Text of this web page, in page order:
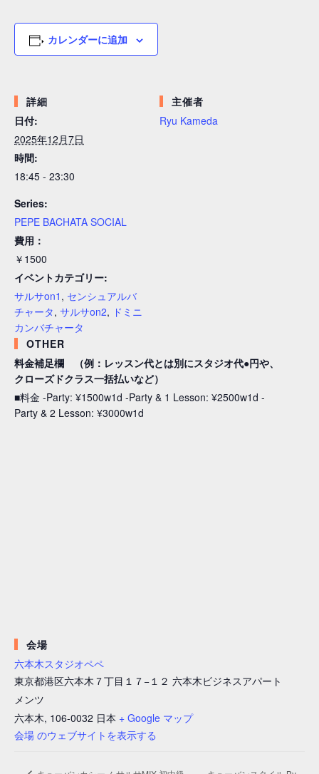
カレンダーに追加
詳細
日付:
2025年12月7日
時間:
18:45 - 23:30
Series:
PEPE BACHATA SOCIAL
費用：
￥1500
イベントカテゴリー:
サルサon1 , センシュアルバ
チャータ, サルサon2, ドミニ
カンバチャータ
主催者
Ryu Kameda
OTHER
料金補足欄 （例：レッスン代とは別にスタジオ代●円や、
クローズドクラス一括払いなど）
■料金 -Party: ¥1500w1d -Party & 1 Lesson: ¥2500w1d -
Party & 2 Lesson: ¥3000w1d
会場
六本木スタジオペペ
東京都港区六本木７丁目１７−１２ 六本木ビジネスアパート
メンツ
六本木, 106-0032 日本 + Google マップ
会場 のウェブサイトを表示する